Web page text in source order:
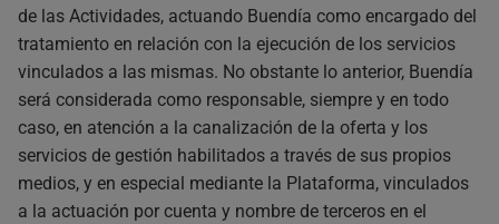
de las Actividades, actuando Buendía como encargado del
tratamiento en relación con la ejecución de los servicios
vinculados a las mismas. No obstante lo anterior, Buendía
será considerada como responsable, siempre y en todo
caso, en atención a la canalización de la oferta y los
servicios de gestión habilitados a través de sus propios
medios, y en especial mediante la Plataforma, vinculados
a la actuación por cuenta y nombre de terceros en el